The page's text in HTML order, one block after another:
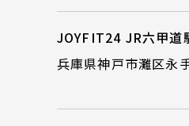
JOYFIT24 JR六甲道
兵庫県神戸市灘区永